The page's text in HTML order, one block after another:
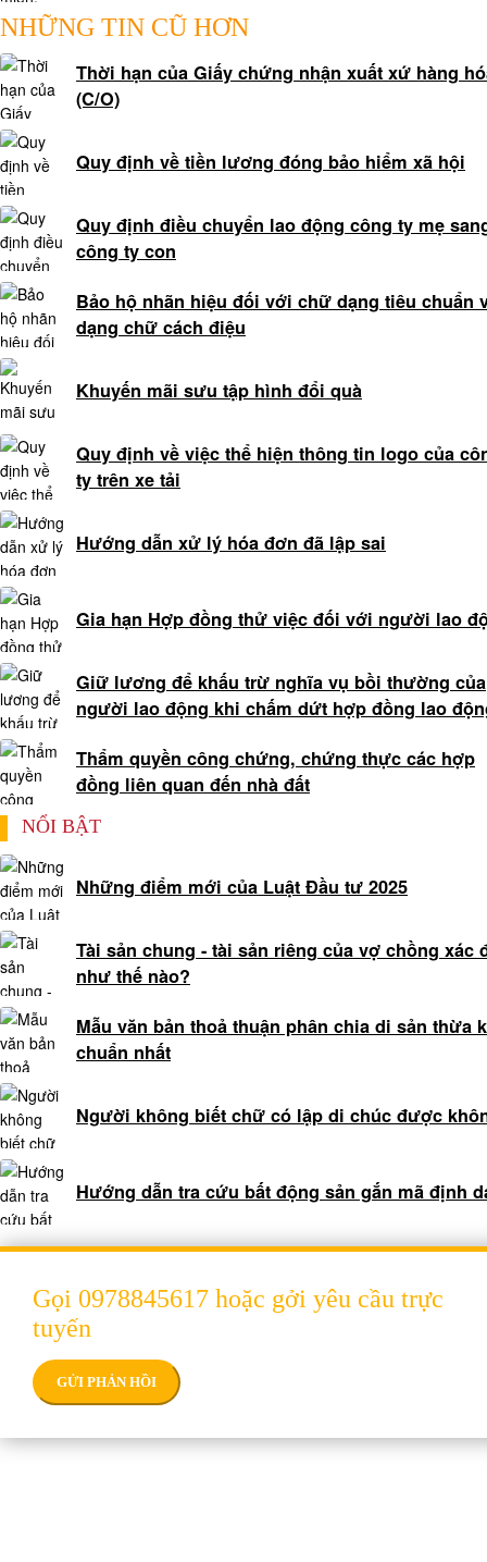
gia
đình
Tư
vấn
đơn
phương
ly
hôn
Tư
vấn
thuận
tình
ly
hôn
Tư
vấn
ly
hôn
có
yếu
tố
nước
ngoài
Tư
vấn
giành
quyền
nuôi
con
khi
ly
hôn
Tư
vấn
tranh
chấp
tài
sản
chung
sau
ly
hôn
Thỏa
thuận
phân
chia
sản
trong
hôn
NHỮNG TIN CŨ HƠN
Thời hạn của Giấy chứng nhận xuất xứ hàng
(C/O)
Quy định về tiền lương đóng bảo hiểm xã hội
Quy định điều chuyển lao động công ty mẹ
công ty con
Bảo hộ nhãn hiệu đối với chữ dạng tiêu chuẩn
dạng chữ cách điệu
Khuyến mãi sưu tập hình đổi quà
Quy định về việc thể hiện thông tin logo của
ty trên xe tải
Hướng dẫn xử lý hóa đơn đã lập sai
Gia hạn Hợp đồng thử việc đối với người lao
Giữ lương để khấu trừ nghĩa vụ bồi thường của
người lao động khi chấm dứt hợp đồng lao
Thẩm quyền công chứng, chứng thực các hợp
đồng liên quan đến nhà đất
NỔI BẬT
Những điểm mới của Luật Đầu tư 2025
Tài sản chung - tài sản riêng của vợ chồng xác
như thế nào?
Mẫu văn bản thoả thuận phân chia di sản thừa
chuẩn nhất
Người không biết chữ có lập di chúc được
Hướng dẫn tra cứu bất động sản gắn mã định
Gọi 0978845617 hoặc gởi yêu cầu trực
tuyến
GỬI PHẢN HỒI